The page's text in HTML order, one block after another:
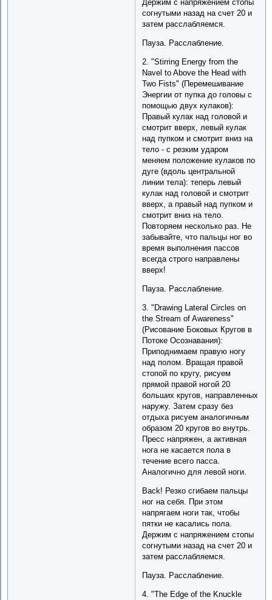
Держим с напряжением стопы
согнутыми назад на счет 20 и
затем расслабляемся.
Пауза. Расслабление.
2. "Stirring Energy from the
Navel to Above the Head with
Two Fists" (Перемешивание
Энергии от пупка до головы с
помощью двух кулаков):
Правый кулак над головой и
смотрит вверх, левый кулак
над пупком и смотрит вниз на
тело - с резким ударом
меняем положение кулаков по
дуге (вдоль центральной
линии тела): теперь левый
кулак над головой и смотрит
вверх, а правый над пупком и
смотрит вниз на тело.
Повторяем несколько раз. Не
забывайте, что пальцы ног во
время выполнения пассов
всегда строго направлены
вверх!
Пауза. Расслабление.
3. "Drawing Lateral Circles on
the Stream of Awareness"
(Рисование Боковых Кругов в
Потоке Осознавания):
Приподнимаем правую ногу
над полом. Вращая правой
стопой по кругу, рисуем
прямой правой ногой 20
больших кругов, направленных
наружу. Затем сразу без
отдыха рисуем аналогичным
образом 20 кругов во внутрь.
Пресс напряжен, а активная
нога не касается пола в
течение всего пасса.
Аналогично для левой ноги.
Back! Резко сгибаем пальцы
ног на себя. При этом
напрягаем ноги так, чтобы
пятки не касались пола.
Держим с напряжением стопы
согнутыми назад на счет 20 и
затем расслабляемся.
Пауза. Расслабление.
4. "The Edge of the Knuckle